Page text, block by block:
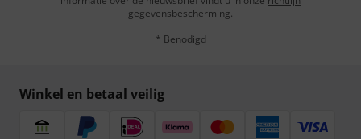
gegevensbescherming.
* Benodigd
Winkel en betaal veilig